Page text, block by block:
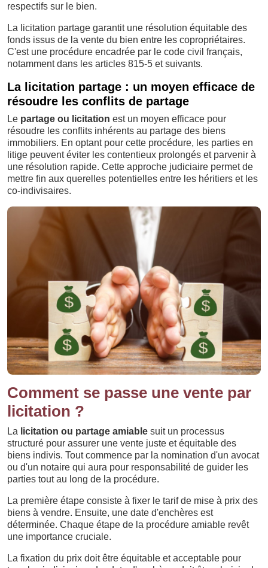
respectifs sur le bien.
La licitation partage garantit une résolution équitable des
fonds issus de la vente du bien entre les copropriétaires.
C'est une procédure encadrée par le code civil français,
notamment dans les articles 815-5 et suivants.
La licitation partage : un moyen efficace de
résoudre les conflits de partage
Le partage ou licitation est un moyen efficace pour
résoudre les conflits inhérents au partage des biens
immobiliers. En optant pour cette procédure, les parties en
litige peuvent éviter les contentieux prolongés et parvenir à
une résolution rapide. Cette approche judiciaire permet de
mettre fin aux querelles potentielles entre les héritiers et les
co-indivisaires.
Comment se passe une vente par
licitation ?
La licitation ou partage amiable suit un processus
structuré pour assurer une vente juste et équitable des
biens indivis. Tout commence par la nomination d'un avocat
ou d'un notaire qui aura pour responsabilité de guider les
parties tout au long de la procédure.
La première étape consiste à fixer le tarif de mise à prix des
biens à vendre. Ensuite, une date d'enchères est
déterminée. Chaque étape de la procédure amiable revêt
une importance cruciale.
La fixation du prix doit être équitable et acceptable pour